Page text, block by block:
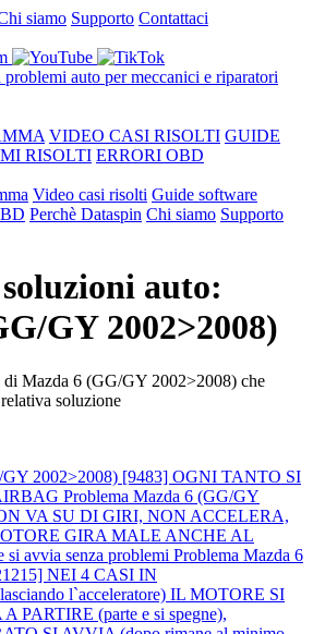
siamo Supporto Contattaci
VIDEO CASI RISOLTI GUIDE
RISOLTI ERRORI OBD
Video casi risolti Guide software
Perchè Dataspin Chi siamo Supporto
auto:
GY 2002>2008)
Mazda 6 (GG/GY 2002>2008) che
soluzione
GY 2002>2008) [9483] OGNI TANTO SI
Problema Mazda 6 (GG/GY
VA SU DI GIRI, NON ACCELERA,
GIRA MALE ANCHE AL
avvia senza problemi Problema Mazda 6
NEI 4 CASI IN
l`acceleratore) IL MOTORE SI
PARTIRE (parte e si spegne),